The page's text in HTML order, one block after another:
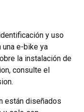
y uso
e-bike ya
la instalación de
consulte el
están diseñados